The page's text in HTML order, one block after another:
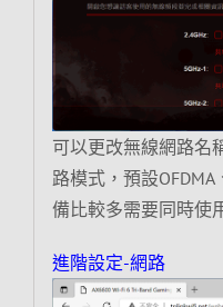
可以更改無線網路名
路模式，預設
備比較多需要同時使
進階設定-網路